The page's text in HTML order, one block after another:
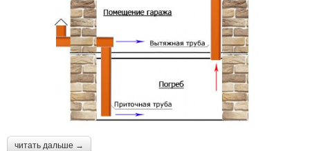
читать дальше →